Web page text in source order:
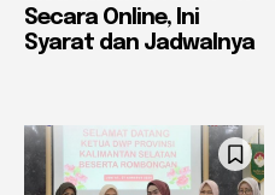
Secara Online, Ini
Syarat dan Jadwalnya